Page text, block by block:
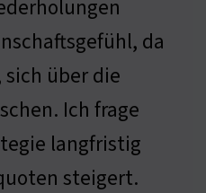
da
über die
Ich frage
langfristig
steigert.